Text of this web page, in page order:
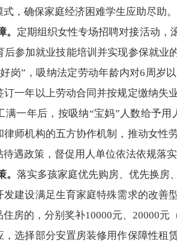
，确保家庭经济困难学生应助尽助。
定期组织女性专场招聘对接活动，
后参加就业技能培训并实现参保就业
岗”，吸纳法定劳动年龄内对6周岁
一年以上劳动合同并按规定缴纳失
满一年后，按吸纳“宝妈”人数给予
师机构的五方协作机制，推动女性
遇政策，督促用人单位依法依规落实
落实多孩家庭优先购房、优先换房
建设满足生育家庭特殊需求的改善
房的，分别奖补10000元、20000元
选择部分安置房装修用作保障性租